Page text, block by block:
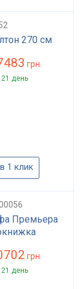
270 см
грн.
день
1 клик
Премьера
грн.
день